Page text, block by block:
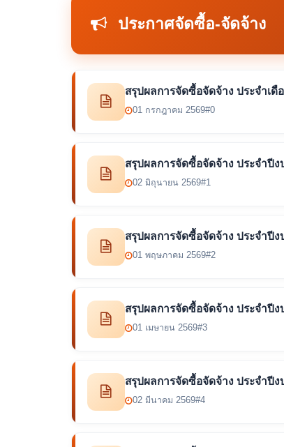
ประกาศจัดซื้อ-จัดจ้าง
สรุปผลการจัดซื้อจัดจ้าง ประจำเ
01 กรกฎาคม 2569#0
สรุปผลการจัดซื้อจัดจ้าง ประจำปี
02 มิถุนายน 2569#1
สรุปผลการจัดซื้อจัดจ้าง ประจำปี
01 พฤษภาคม 2569#2
สรุปผลการจัดซื้อจัดจ้าง ประจำปี
01 เมษายน 2569#3
สรุปผลการจัดซื้อจัดจ้าง ประจำปี
02 มีนาคม 2569#4